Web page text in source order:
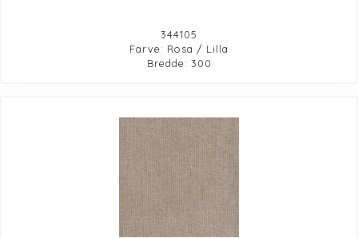
344105
Farve: Rosa / Lilla
Bredde: 300